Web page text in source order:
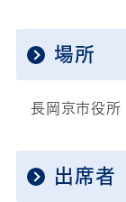
場所
長岡京市役
出席者